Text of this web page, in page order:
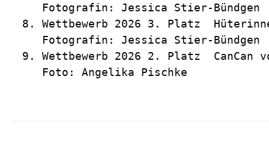
   Fotografin: Jessica Stier-Bündgen
8. Wettbewerb 2026 3. Platz
   Fotografin: Jessica Stier-Bündgen
9. Wettbewerb 2026 2. Platz  CanCan
   Foto: Angelika Pischke